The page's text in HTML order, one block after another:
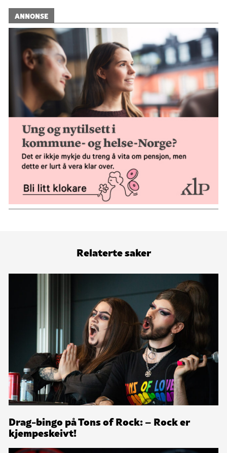
ANNONSE
Relaterte saker
Drag-bingo på Tons of Rock: – Rock er
kjempeskeivt!